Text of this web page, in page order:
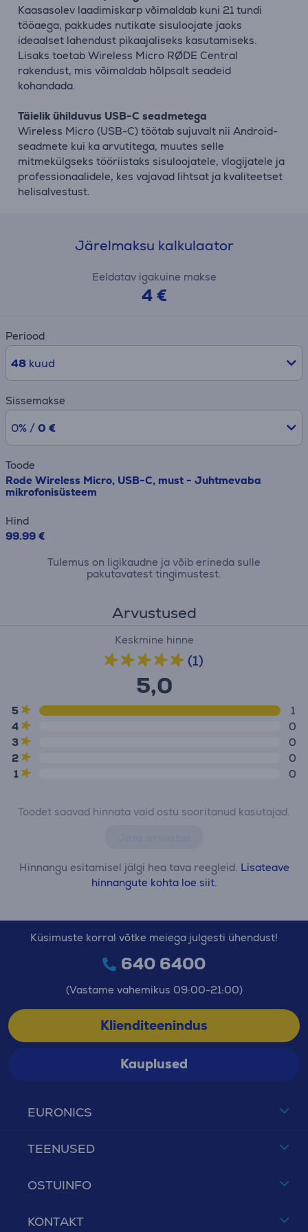
Kaasasolev laadimiskarp võimaldab kuni 21 tundi
tööaega, pakkudes nutikate sisuloojate jaoks
ideaalset lahendust pikaajaliseks kasutamiseks.
Lisaks toetab Wireless Micro RØDE Central
rakendust, mis võimaldab hõlpsalt seadeid
kohandada.
Täielik ühilduvus USB-C seadmetega
Wireless Micro (USB-C) töötab sujuvalt nii Android-
seadmete kui ka arvutitega, muutes selle
mitmekülgseks tööriistaks sisuloojatele, vlogijatele ja
professionaalidele, kes vajavad lihtsat ja kvaliteetset
helisalvestust.
Järelmaksu kalkulaator
Eeldatav igakuine makse
4 €
Periood
48kuud
Sissemakse
0% / 0 €
Toode
Rode Wireless Micro, USB-C, must - Juhtmevaba
mikrofonisüsteem
Hind
99.99 €
Tulemus on ligikaudne ja võib erineda sulle
pakutavatest tingimustest.
Arvustused
Keskmine hinne
(1)
5,0
5
1
4
0
3
0
2
0
1
0
Toodet saavad hinnata vaid ostu sooritanud kasutajad.
Hinnangu esitamisel jälgi hea tava reegleid. Lisateave
hinnangute kohta loe siit.
EURONICS
TEENUSED
OSTUINFO
KONTAKT
Küsimuste korral võtke meiega julgesti ühendust!
640 6400
(Vastame vahemikus 09:00-21:00)
Klienditeenindus
Kauplused